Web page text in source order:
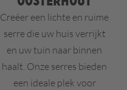
Creëer een lichte en ruime
serre die uw huis verrijkt
en uw tuin naar binnen
haalt. Onze serres bieden
een ideale plek voor